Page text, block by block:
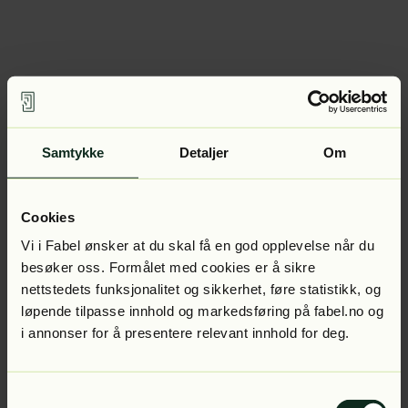
Samtykke Detaljer Om
Cookies
Vi i Fabel ønsker at du skal få en god opplevelse når du
besøker oss. Formålet med cookies er å sikre
nettstedets funksjonalitet og sikkerhet, føre statistikk, og
løpende tilpasse innhold og markedsføring på fabel.no og
i annonser for å presentere relevant innhold for deg.